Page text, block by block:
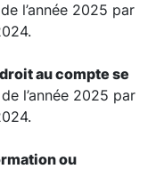
l’année 2025 par
au compte se
l’année 2025 par
ou